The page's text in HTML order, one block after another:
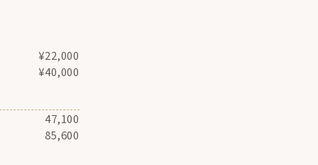
¥22,000
¥40,000
47,100
85,600